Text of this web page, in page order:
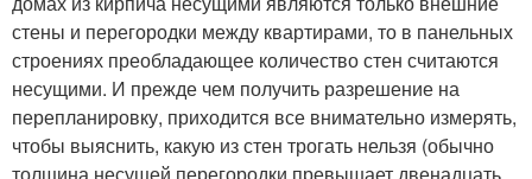
стены и перегородки между квартирами, то в панельных
строениях преобладающее количество стен считаются
несущими. И прежде чем получить разрешение на
перепланировку, приходится все внимательно измерять,
чтобы выяснить, какую из стен трогать нельзя (обычно